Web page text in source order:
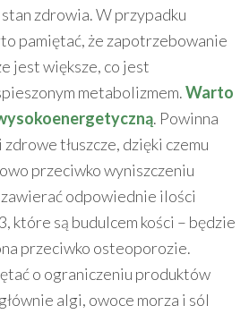
zdrowia. W przypadku
pamiętać, że zapotrzebowanie
jest większe, co jest
metabolizmem.Warto
. Powinna
tłuszcze, dzięki czemu
przeciwko wyniszczeniu
odpowiednie ilości
które są budulcem kości – będzie
przeciwko osteoporozie.
o ograniczeniu produktów
algi, owoce morza i sól